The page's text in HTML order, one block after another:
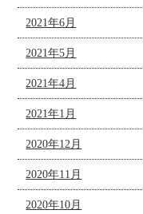
2021年6月
2021年5月
2021年4月
2021年1月
2020年12月
2020年11月
2020年10月